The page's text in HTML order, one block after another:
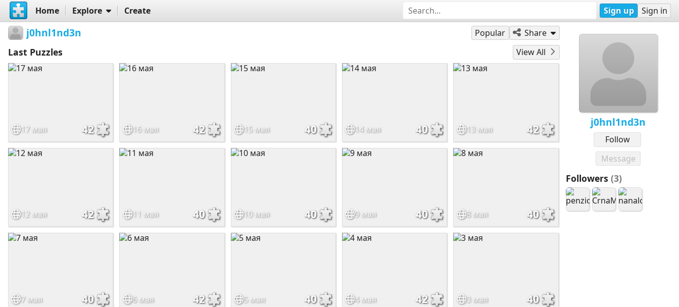
Home Explore Create Sign up Sign in
j0hnl1nd3n
Follow
Message
Followers (3)
j0hnl1nd3n Popular Share
Last Puzzles View All
17 мая 42 16 мая 42 15 мая 40 14 мая 40 13 мая 42
12 мая 42 11 мая 40 10 мая 40 9 мая 40 8 мая 40
7 мая 40 6 мая 42 5 мая 40 4 мая 42 3 мая 40